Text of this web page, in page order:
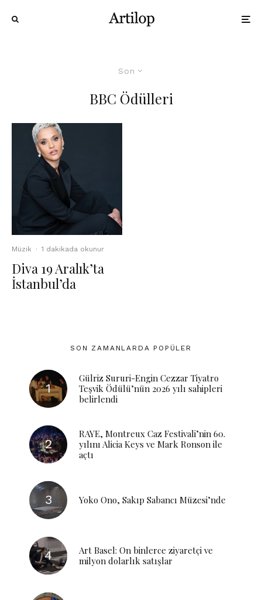
Son
BBC Ödülleri
Müzik · 1 dakikada okunur
Diva 19 Aralık’ta
İstanbul’da
SON ZAMANLARDA POPÜLER
Gülriz Sururi-Engin Cezzar Tiyatro
Teşvik Ödülü’nün 2026 yılı sahipleri
belirlendi
RAYE, Montreux Caz Festivali’nin 60.
yılını Alicia Keys ve Mark Ronson ile
açtı
Yoko Ono, Sakıp Sabancı Müzesi’nde
Art Basel: On binlerce ziyaretçi ve
milyon dolarlık satışlar